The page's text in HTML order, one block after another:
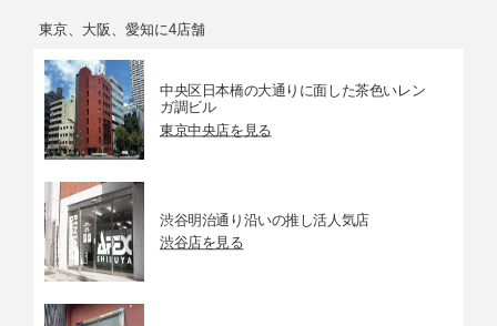
東京、大阪、愛知に4店舗
中央区日本橋の大通りに面した茶色いレン
ガ調ビル
東京中央店を見る
渋谷明治通り沿いの推し活人気店
渋谷店を見る